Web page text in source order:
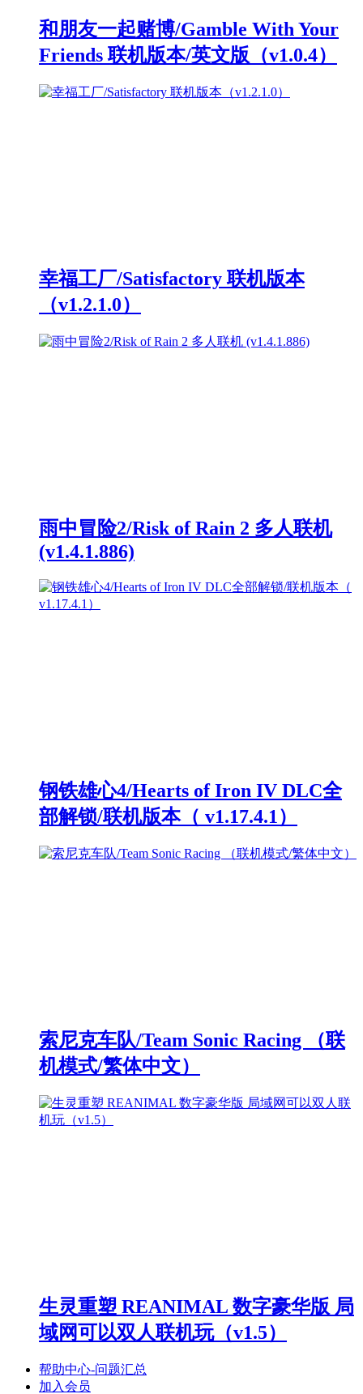
和朋友一起赌博/Gamble With Your
Friends 联机版本/英文版（v1.0.4）
幸福工厂/Satisfactory 联机版本
（v1.2.1.0）
雨中冒险2/Risk of Rain 2 多人联机
(v1.4.1.886)
钢铁雄心4/Hearts of Iron IV DLC全
部解锁/联机版本（ v1.17.4.1）
索尼克车队/Team Sonic Racing （联
机模式/繁体中文）
生灵重塑 REANIMAL 数字豪华版 局
域网可以双人联机玩（v1.5）
帮助中心-问题汇总
加入会员